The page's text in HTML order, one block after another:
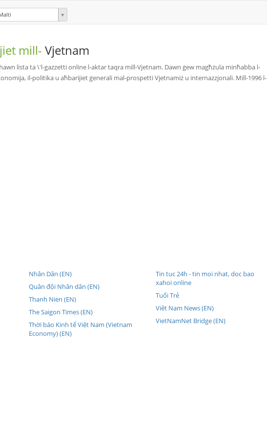
mill- Vjetnam
lista ta \'l-gazzetti online l-aktar taqra mill-Vjetnam. Dawn ġew magħżula minħabba l-
il-politika u aħbarijiet ġenerali mal-prospetti Vjetnamiż u internazzjonali. Mill-1996 l-
Nhân Dân (EN)
Quân đội Nhân dân (EN)
Thanh Nien (EN)
The Saigon Times (EN)
Thời báo Kinh tế Việt Nam (Vietnam
Economy) (EN)
Tin tuc 24h - tin moi nhat, doc bao
xahoi online
Tuổi Trẻ
Viêt Nam News (EN)
VietNamNet Bridge (EN)